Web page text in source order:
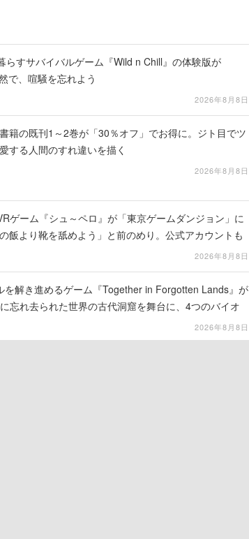
らすサバイバルゲーム『Wild n Chill』の体験版が
で、喧騒を忘れよう
2026年8月8日
籍の既刊1～2巻が「30％オフ」でお得に。ジト目でツ
する人間のすれ違いを描く
2026年8月8日
ゲーム『シュ～ペロ』が「東京ゲームダンジョン」に
飯より靴を舐めよう」と前のめり。公式アカウントも
2026年8月8日
を解き進めるゲーム『Together in Forgotten Lands』が
忘れ去られた世界の古代洞窟を舞台に、4つのバイオ
2026年8月8日